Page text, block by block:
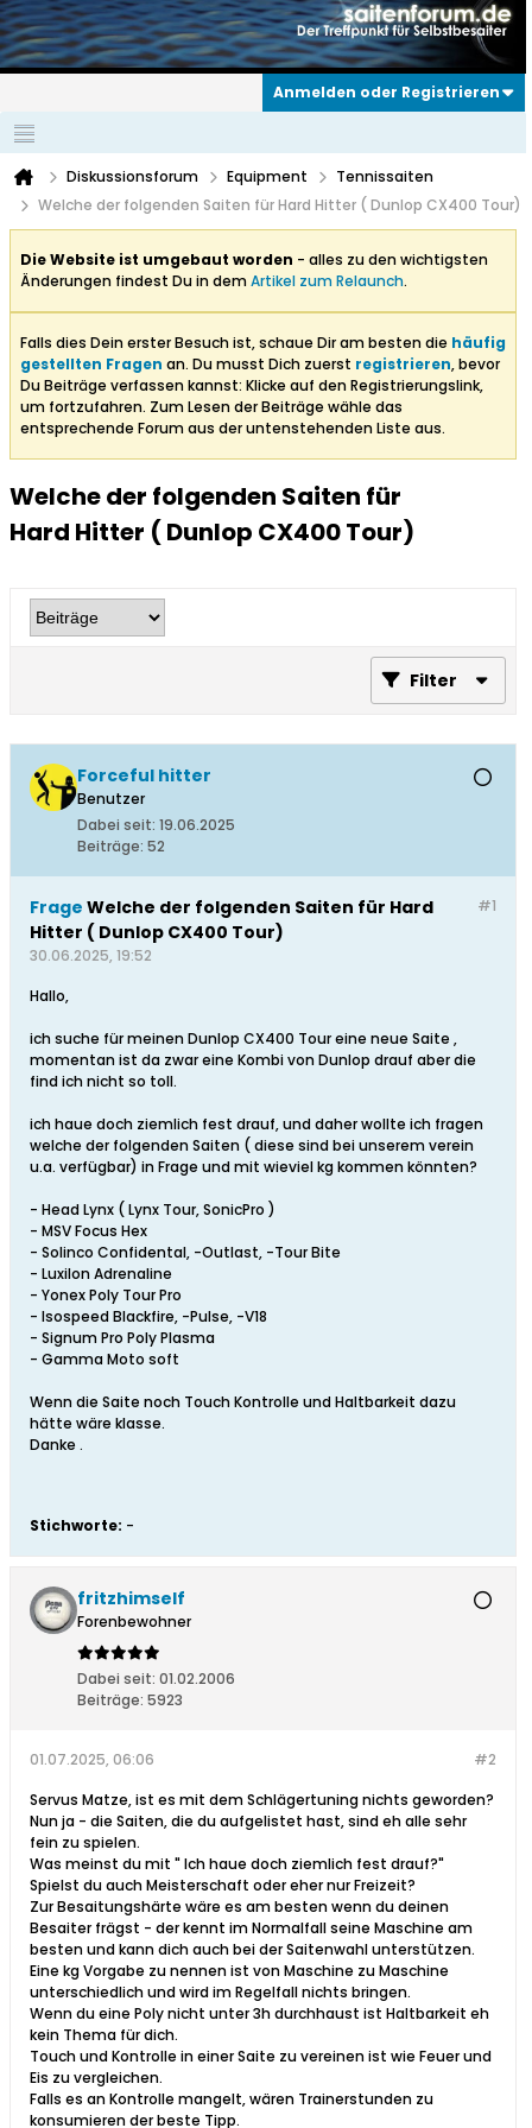
Anmelden oder Registrieren
Diskussionsforum Equipment
Tennissaiten
Welche der folgenden Saiten für Hard Hitter ( Dunlop CX400 Tour)
Die Website ist umgebaut worden - alles zu den wichtigsten
Änderungen findest Du in demArtikel zum Relaunch.
Falls dies Dein erster Besuch ist, schaue Dir am besten die häufig
gestellten Fragen an. Du musst Dich zuerst registrieren, bevor
Du Beiträge verfassen kannst: Klicke auf den Registrierungslink,
um fortzufahren. Zum Lesen der Beiträge wähle das
entsprechende Forum aus der untenstehenden Liste aus.
Welche der folgenden Saiten für
Hard Hitter ( Dunlop CX400 Tour)
Filter
Forceful hitter
Benutzer
Dabei seit: 19.06.2025
Beiträge: 52
#1
Frage Welche der folgenden Saiten für Hard
Hitter ( Dunlop CX400 Tour)
30.06.2025, 19:52
Hallo,
ich suche für meinen Dunlop CX400 Tour eine neue Saite ,
momentan ist da zwar eine Kombi von Dunlop drauf aber die
find ich nicht so toll.
ich haue doch ziemlich fest drauf, und daher wollte ich fragen
welche der folgenden Saiten ( diese sind bei unserem verein
u.a. verfügbar) in Frage und mit wieviel kg kommen könnten?
- Head Lynx ( Lynx Tour, SonicPro )
- MSV Focus Hex
- Solinco Confidental, -Outlast, -Tour Bite
- Luxilon Adrenaline
- Yonex Poly Tour Pro
- Isospeed Blackfire, -Pulse, -V18
- Signum Pro Poly Plasma
- Gamma Moto soft
Wenn die Saite noch Touch Kontrolle und Haltbarkeit dazu
hätte wäre klasse.
Danke .
Stichworte: -
fritzhimself
Forenbewohner
Dabei seit: 01.02.2006
Beiträge: 5923
#2
01.07.2025, 06:06
Servus Matze, ist es mit dem Schlägertuning nichts geworden?
Nun ja - die Saiten, die du aufgelistet hast, sind eh alle sehr
fein zu spielen.
Was meinst du mit " Ich haue doch ziemlich fest drauf?"
Spielst du auch Meisterschaft oder eher nur Freizeit?
Zur Besaitungshärte wäre es am besten wenn du deinen
Besaiter frägst - der kennt im Normalfall seine Maschine am
besten und kann dich auch bei der Saitenwahl unterstützen.
Eine kg Vorgabe zu nennen ist von Maschine zu Maschine
unterschiedlich und wird im Regelfall nichts bringen.
Wenn du eine Poly nicht unter 3h durchhaust ist Haltbarkeit eh
kein Thema für dich.
Touch und Kontrolle in einer Saite zu vereinen ist wie Feuer und
Eis zu vergleichen.
Falls es an Kontrolle mangelt, wären Trainerstunden zu
konsumieren der beste Tipp.